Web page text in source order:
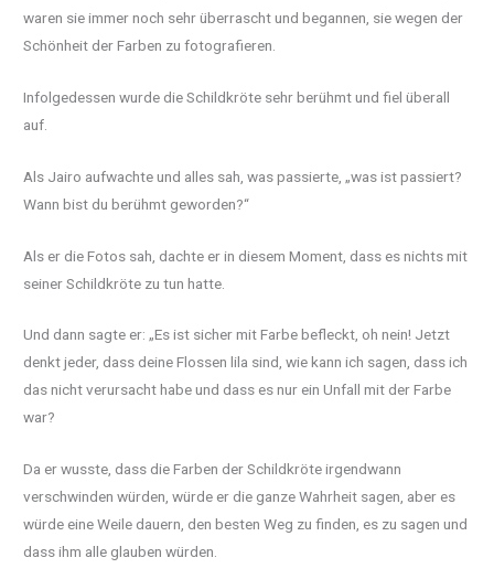
waren sie immer noch sehr überrascht und begannen, sie wegen der
Schönheit der Farben zu fotografieren.
Infolgedessen wurde die Schildkröte sehr berühmt und fiel überall
auf.
Als Jairo aufwachte und alles sah, was passierte, „was ist passiert?
Wann bist du berühmt geworden?“
Als er die Fotos sah, dachte er in diesem Moment, dass es nichts mit
seiner Schildkröte zu tun hatte.
Und dann sagte er: „Es ist sicher mit Farbe befleckt, oh nein! Jetzt
denkt jeder, dass deine Flossen lila sind, wie kann ich sagen, dass ich
das nicht verursacht habe und dass es nur ein Unfall mit der Farbe
war?
Da er wusste, dass die Farben der Schildkröte irgendwann
verschwinden würden, würde er die ganze Wahrheit sagen, aber es
würde eine Weile dauern, den besten Weg zu finden, es zu sagen und
dass ihm alle glauben würden.